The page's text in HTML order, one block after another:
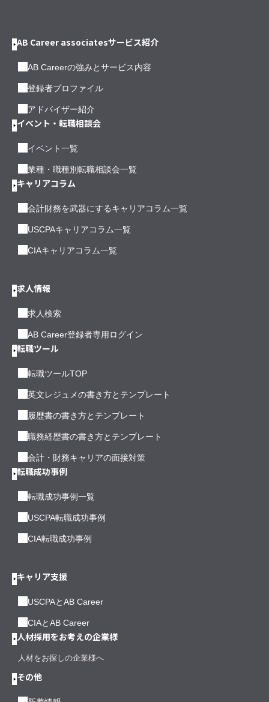
AB Career associatesサービス紹介
AB Careerの強みとサービス内容
登録者プロファイル
アドバイザー紹介
イベント・転職相談会
イベント一覧
業種・職種別転職相談会一覧
キャリアコラム
会計財務を武器にするキャリアコラム一覧
USCPAキャリアコラム一覧
CIAキャリアコラム一覧
求人情報
求人検索
AB Career登録者専用ログイン
転職ツール
転職ツールTOP
英文レジュメの書き方とテンプレート
履歴書の書き方とテンプレート
職務経歴書の書き方とテンプレート
会計・財務キャリアの面接対策
転職成功事例
転職成功事例一覧
USCPA転職成功事例
CIA転職成功事例
キャリア支援
USCPAとAB Career
CIAとAB Career
人材採用をお考えの企業様
人材をお探しの企業様へ
その他